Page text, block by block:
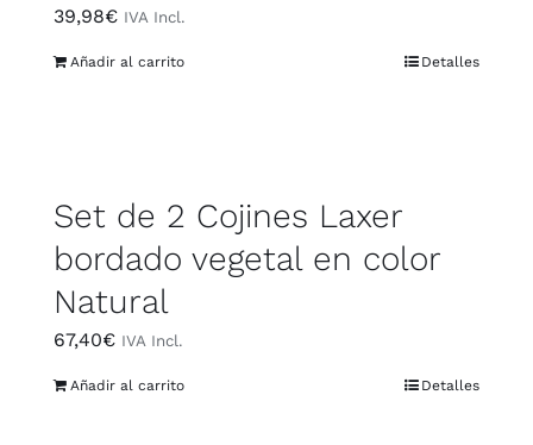
39,98€ IVA Incl.
Añadir al carrito Detalles
Set de 2 Cojines Laxer
bordado vegetal en color
Natural
67,40€ IVA Incl.
Añadir al carrito Detalles